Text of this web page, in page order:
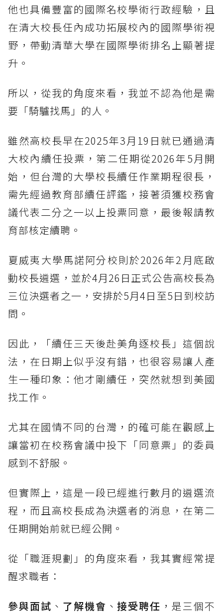
他也具備豐富的國際名校學術行政經驗，且
在清大校長任內成功拓展校內的國際學術視
野，帶動清華大學在國際學術排名上顯著提
升。
所以，從我的角度來看，我並不認為他是需
要「騎驢找馬」的人。
雖然高校長早在2025年3月19日就已通過清
大校內續任投票，第二任期從2026年5月開
始，但台灣的大學校長續任作業期程很長，
需先經過教育部續任評鑑，接著須獲校務會
議代表二分之一以上投票同意，最後報請教
育部核定續聘。
夏威夷大學馬諾阿分校則於2026年2月底啟
動校長遴選，並於4月26日正式公告高校長為
三位決選者之一，安排於5月4日至5日到校訪
問。
因此，「續任三天後赴美角逐校長」這個說
法，在日期上似乎沒有錯，也很容易讓人產
生一種印象：他才剛續任，突然就想到美國
找工作。
尤其在國情不同的台灣，的確可能在觀感上
讓當初在校務會議中投下「同意票」的委員
感到不舒服。
但實際上，這是一段已經進行數月的遴選流
程，而且高校長成為決選者的消息，在第二
任期開始前就已經公開。
從「職涯規劃」的角度來看，我其實經常提
醒求職者：
參與面試 、 了解機會 、接受聘任 ，是三個不